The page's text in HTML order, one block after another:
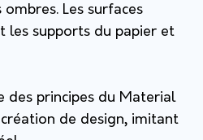
Les surfaces
les supports du papier et
des principes du Material
de design, imitant